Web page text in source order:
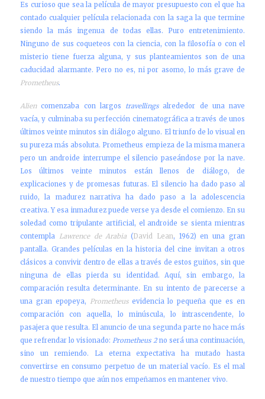
Es curioso que sea la película de mayor presupuesto con el que ha
contado cualquier película relacionada con la saga la que termine
siendo la más ingenua de todas ellas. Puro entretenimiento.
Ninguno de sus coqueteos con la ciencia, con la filosofía o con el
misterio tiene fuerza alguna, y sus planteamientos son de una
caducidad alarmante. Pero no es, ni por asomo, lo más grave de
Prometheus.
Aliencomenzaba con largos travellingsalrededor de una nave
vacía, y culminaba su perfección cinematográfica a través de unos
últimos veinte minutos sin diálogo alguno. El triunfo de lo visual en
su pureza más absoluta. Prometheus empieza de la misma manera
pero un androide interrumpe el silencio paseándose por la nave.
Los últimos veinte minutos están llenos de diálogo, de
explicaciones y de promesas futuras. El silencio ha dado paso al
ruido, la madurez narrativa ha dado paso a la adolescencia
creativa. Y esa inmadurez puede verse ya desde el comienzo. En su
soledad como tripulante artificial, el androide se sienta mientras
contempla Lawrence de Arabia (David Lean, 1962) en una gran
pantalla. Grandes películas en la historia del cine invitan a otros
clásicos a convivir dentro de ellas a través de estos guiños, sin que
ninguna de ellas pierda su identidad. Aquí, sin embargo, la
comparación resulta determinante. En su intento de parecerse a
una gran epopeya, Prometheusevidencia lo pequeña que es en
comparación con aquella, lo minúscula, lo intrascendente, lo
pasajera que resulta. El anuncio de una segunda parte no hace más
que refrendar lo visionado:Prometheus 2no será una continuación,
sino un remiendo. La eterna expectativa ha mutado hasta
convertirse en consumo perpetuo de un material vacío. Es el mal
de nuestro tiempo que aún nos empeñamos en mantener vivo.